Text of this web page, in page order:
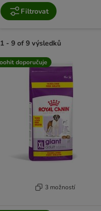
Filtrovat
1 - 9 of 9 výsledků
product items have been changed
doporučuje
3 možností